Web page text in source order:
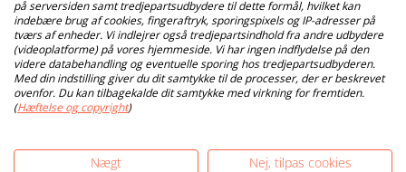
på serversiden samt tredjepartsudbydere til dette formål, hvilket kan
indebære brug af cookies, fingeraftryk, sporingspixels og IP-adresser på
tværs af enheder. Vi indlejrer også tredjepartsindhold fra andre udbydere
(videoplatforme) på vores hjemmeside. Vi har ingen indflydelse på den
videre databehandling og eventuelle sporing hos tredjepartsudbyderen.
Med din indstilling giver du dit samtykke til de processer, der er beskrevet
ovenfor. Du kan tilbagekalde dit samtykke med virkning for fremtiden.
(Hæftelse og copyright)
Nægt
Nej, tilpas cookies